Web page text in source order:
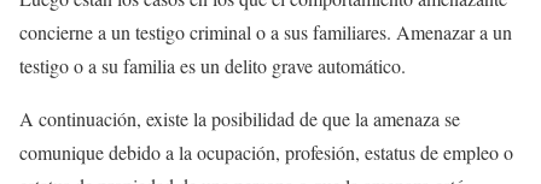
concierne a un testigo criminal o a sus familiares. Amenazar a un
testigo o a su familia es un delito grave automático.
A continuación, existe la posibilidad de que la amenaza se
comunique debido a la ocupación, profesión, estatus de empleo o